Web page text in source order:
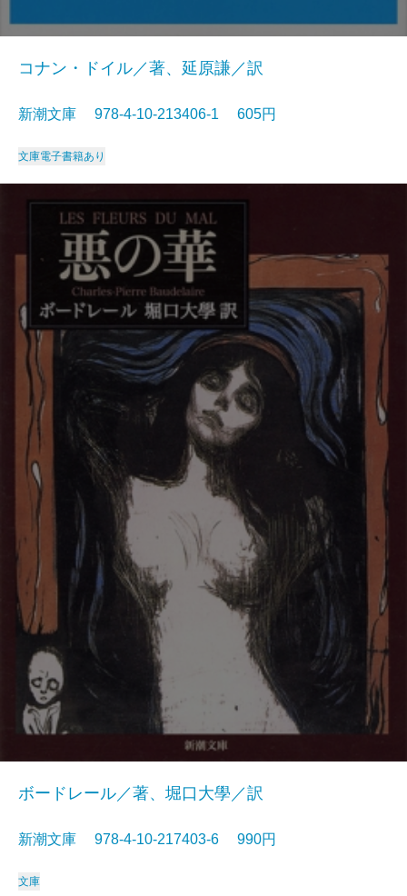
コナン・ドイル／著、延原謙／訳
新潮文庫 978-4-10-213406-1 605円
文庫電子書籍あり
ボードレール／著、堀口大學／訳
新潮文庫 978-4-10-217403-6 990円
文庫